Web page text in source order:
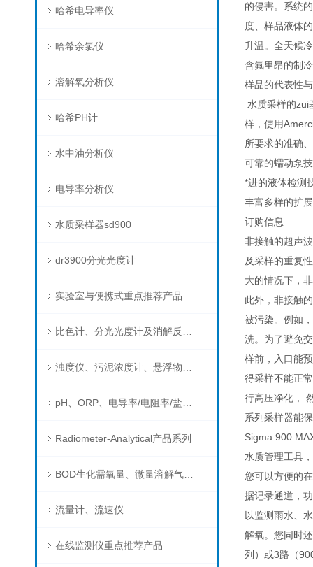
哈希电导率仪
哈希余氯仪
溶解氧分析仪
哈希PH计
水中油分析仪
电导率分析仪
水质采样器sd900
dr3900分光光度计
实验室与便携式重点推荐产品
Radiometer-Analytical产品系列
BOD生化需氧量、微量溶解气体和现场水质测试组件以及其他分析仪
流量计、流速仪
在线监测仪重点推荐产品
的侵害。系统
度、样品液体
升温。全天候
含氟里昂的制
样品的代表性
水质采样的zui
样，使用
所要求的准确
可靠的蠕动泵
*进的液体检测
丰富多样的扩
订购信息
非接触的超声
及采样的重复
大的情况下，
此外，非接触
被污染。例如
洗。为了避免
样前，入口能
得采样不能正
行高压净化，
系列采样器能
Sigma 900
水质管理工具
您可以方便的
据记录通道，
以监测雨水、
解氧。您同时
列）或3路（